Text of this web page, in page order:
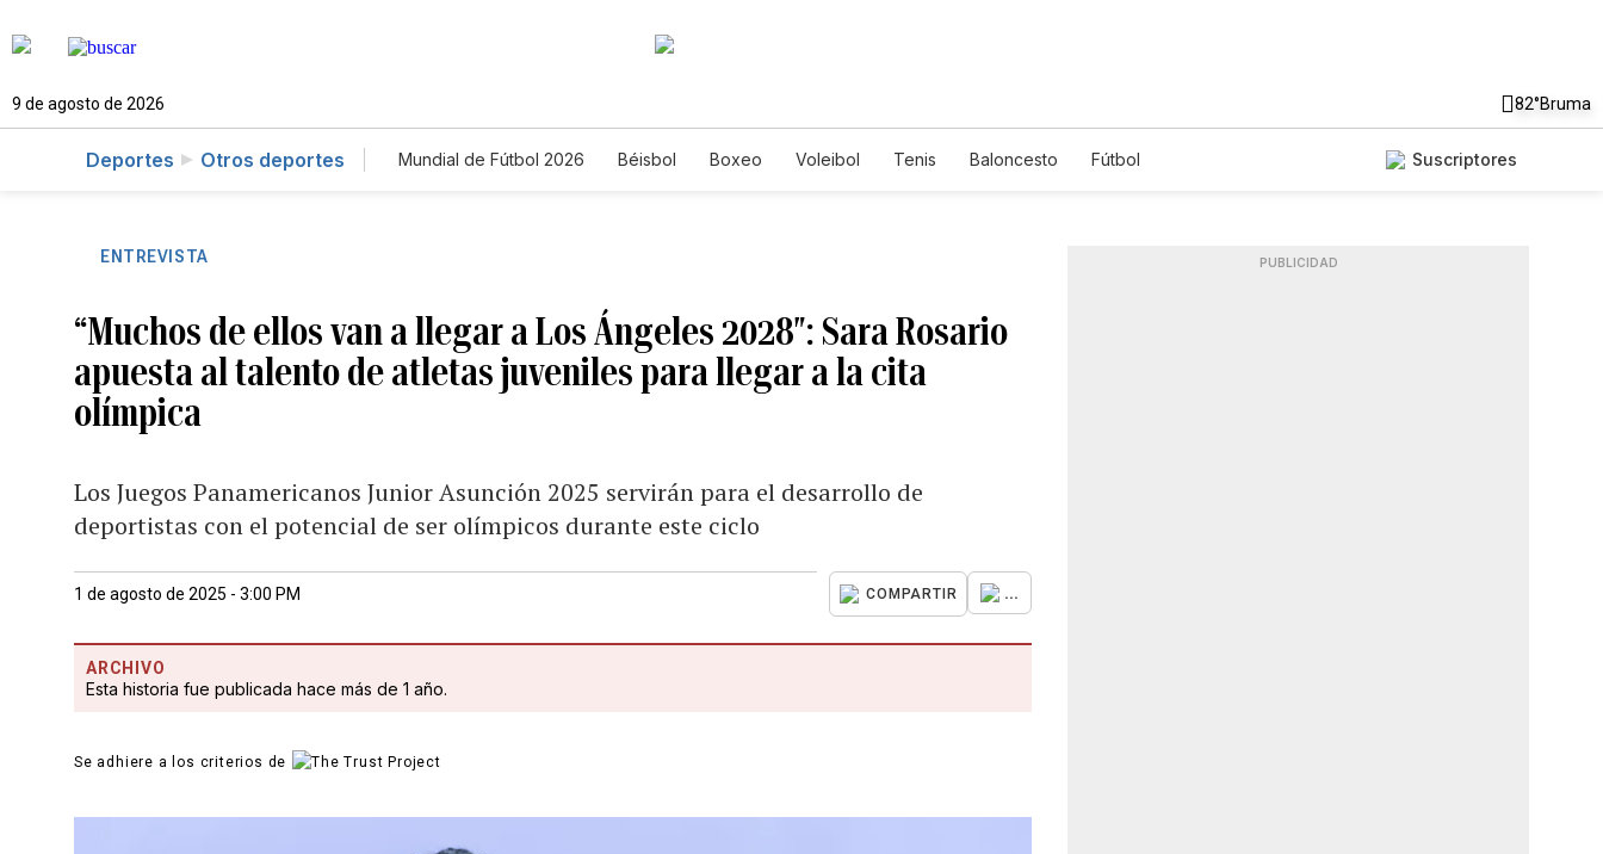
9 de agosto de 2026 82°Bruma
Deportes Otros deportes Mundial de Fútbol 2026 Béisbol Boxeo Voleibol Tenis Baloncesto Fútbol Suscriptores
ENTREVISTA
“Muchos de ellos van a llegar a Los Ángeles 2028″: Sara Rosario
apuesta al talento de atletas juveniles para llegar a la cita
olímpica
Los Juegos Panamericanos Junior Asunción 2025 servirán para el desarrollo de
deportistas con el potencial de ser olímpicos durante este ciclo
1 de agosto de 2025 - 3:00 PM COMPARTIR ...
ARCHIVO
Esta historia fue publicada hace más de 1 año.
Se adhiere a los criterios de
PUBLICIDAD